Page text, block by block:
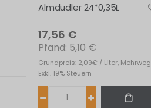
Almdudler 24*0,35L
17,56 €
Grundpreis: 2,09€ / Liter, Mehrweg
5,10 €
Exkl. 19% Steuern